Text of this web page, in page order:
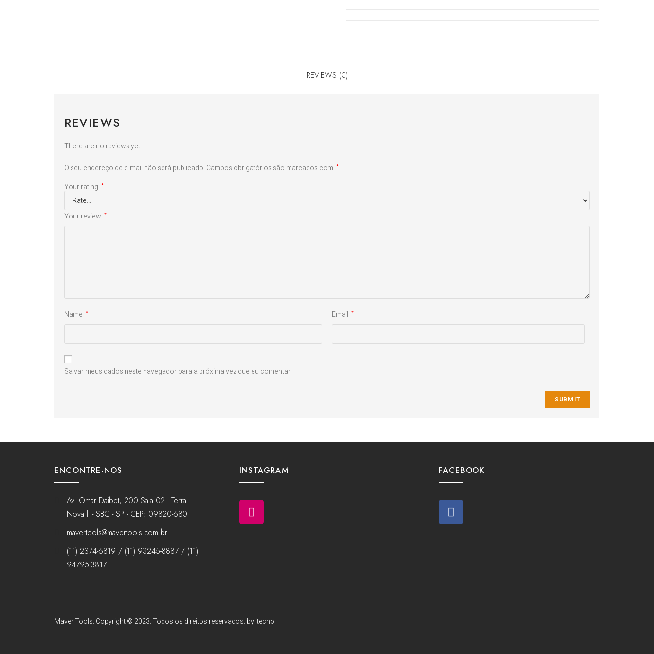
REVIEWS (0)
REVIEWS
There are no reviews yet.
O seu endereço de e-mail não será publicado. Campos obrigatórios são marcados com *
Your rating *
Your review *
Name * Email *
Salvar meus dados neste navegador para a próxima vez que eu comentar.
ENCONTRE-NOS
Av. Omar Daibet, 200 Sala 02 - Terra
Nova ll - SBC - SP - CEP: 09820-680
mavertools@mavertools.com.br
(11) 2374-6819 / (11) 93245-8887 / (11)
94795-3817
INSTAGRAM FACEBOOK
Maver Tools. Copyright © 2023. Todos os direitos reservados. by itecno